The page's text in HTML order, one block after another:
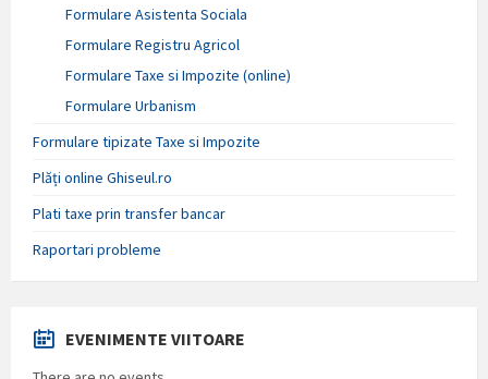
Formulare Asistenta Sociala
Formulare Registru Agricol
Formulare Taxe si Impozite (online)
Formulare Urbanism
Formulare tipizate Taxe si Impozite
Plăți online Ghiseul.ro
Plati taxe prin transfer bancar
Raportari probleme
EVENIMENTE VIITOARE